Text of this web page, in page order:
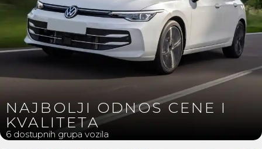
NAJBOLJI ODNOS CENE I
KVALITETA
6 dostupnih grupa vozila